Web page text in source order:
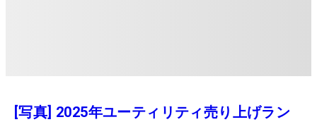
[写真] 2025年ユーティリティ売り上げラン